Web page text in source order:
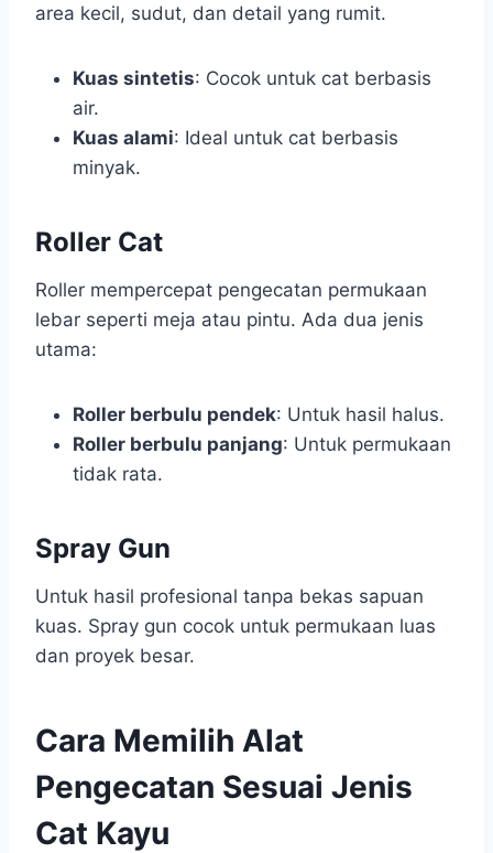
area kecil, sudut, dan detail yang rumit.
Kuas sintetis: Cocok untuk cat berbasis
air.
Kuas alami: Ideal untuk cat berbasis
minyak.
Roller Cat
Roller mempercepat pengecatan permukaan
lebar seperti meja atau pintu. Ada dua jenis
utama:
Roller berbulu pendek: Untuk hasil halus.
Roller berbulu panjang: Untuk permukaan
tidak rata.
Spray Gun
Untuk hasil profesional tanpa bekas sapuan
kuas. Spray gun cocok untuk permukaan luas
dan proyek besar.
Cara Memilih Alat
Pengecatan Sesuai Jenis
Cat Kayu